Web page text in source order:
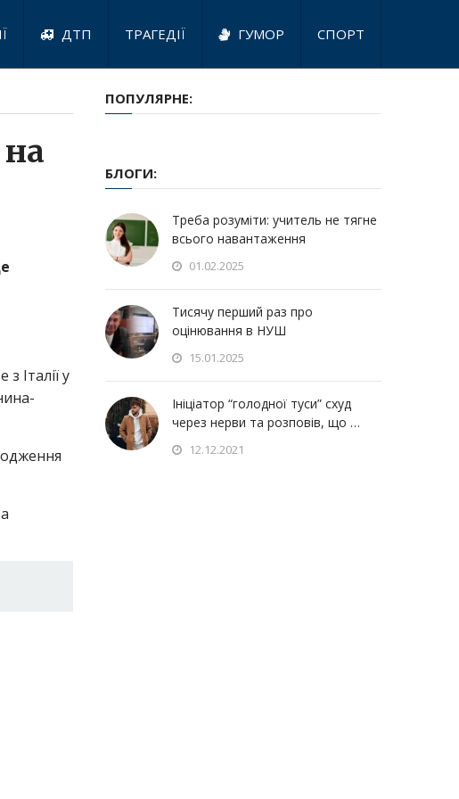
ДТП ТРАГЕДІЇ ГУМОР СПОРТ
Італії у
ПОПУЛЯРНЕ:
БЛОГИ:
Треба розуміти: учитель не тягне
всього навантаження
01.02.2025
Тисячу перший раз про
оцінювання в НУШ
15.01.2025
Ініціатор “голодної туси” схуд
через нерви та розповів, що …
12.12.2021